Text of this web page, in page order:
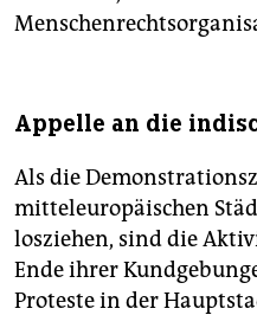
Appelle an die
Als die
mitteleuropäischen
losziehen, sind die
Ende ihrer
Proteste in der